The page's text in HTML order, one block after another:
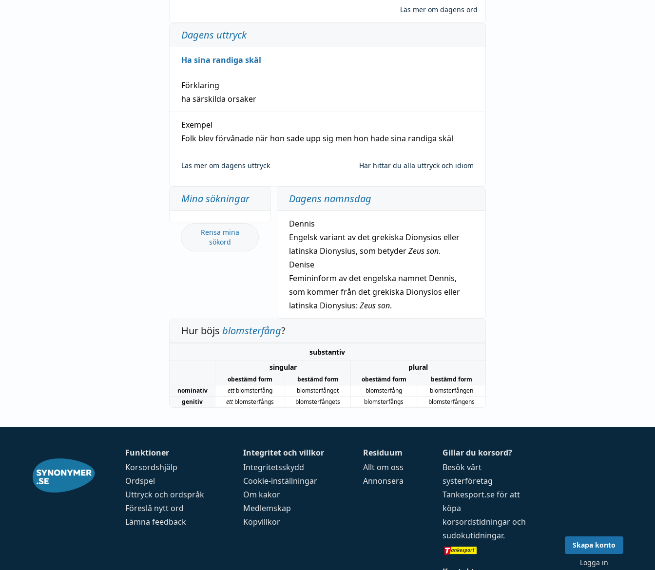
Läs mer om dagens ord
Dagens uttryck
Ha sina randiga skäl
Förklaring
ha särskilda orsaker
Exempel
Folk blev förvånade när hon sade upp sig men hon hade sina randiga skäl
Läs mer om dagens uttryck Här hittar du alla uttryck och idiom
Mina sökningar
Rensa mina
sökord
Dagens namnsdag
Dennis
Engelsk variant av det grekiska Dionysios eller
latinska Dionysius, som betyderZeus son.
Denise
Femininform av det engelska namnet Dennis,
som kommer från det grekiska Dionysios eller
latinska Dionysius: Zeus son.
Hur böjs blomsterfång?
substantiv
singular
plural
obestämd form bestämd form obestämd form
bestämd form
nominativ
ettblomsterfång blomsterfånget blomsterfång
blomsterfången
genitiv
ettblomsterfångs blomsterfångets blomsterfångs blomsterfångens
Funktioner
Korsordshjälp
Ordspel
Uttryck och ordspråk
Föreslå nytt ord
Lämna feedback
Integritet och villkor
Integritetsskydd
Cookie-inställningar
Om kakor
Medlemskap
Köpvillkor
Residuum
Allt om oss
Annonsera
Gillar du korsord?
Besök vårt
systerföretag
Tankesport.seför att
köpa
korsordstidningar och
sudokutidningar.
Skapa konto
Logga in